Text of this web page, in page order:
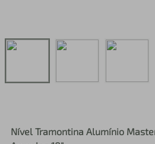
Nível Tramontina Alumínio